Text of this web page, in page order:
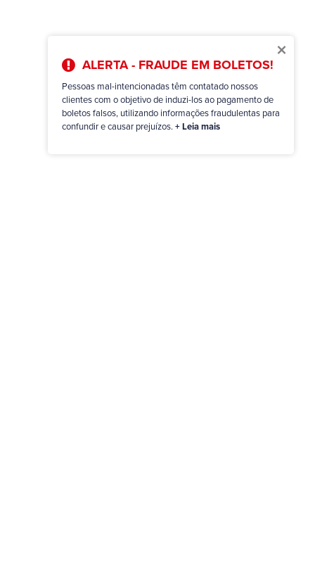
×
ALERTA - FRAUDE EM BOLETOS!
Pessoas mal-intencionadas têm contatado nossos
clientes com o objetivo de induzi-los ao pagamento de
boletos falsos, utilizando informações fraudulentas para
confundir e causar prejuízos. + Leia mais